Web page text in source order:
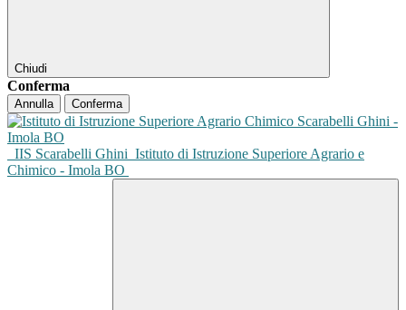
Chiudi
Conferma
Annulla Conferma
IIS Scarabelli Ghini Istituto di Istruzione Superiore Agrario e
Chimico - Imola BO